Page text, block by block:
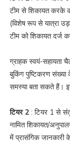
टीम से शिकायत करके
(विशेष रूप से यात्रा
टीम को शिकायत दर्ज
ग्राहक स्वयं-सहायता
बुकिंग पुष्टिकरण
समस्या बता सकते हैं।
टियर 2 : टियर 1 से
नामित शिकायत/
में प्रासंगिक जानकारी